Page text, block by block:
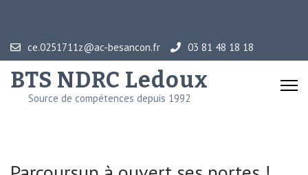
contenu
Entrée)
ce.0251711z@ac-besancon.fr 03 81 48 18 18
BTS NDRC Ledoux
Source de compétences depuis 1992